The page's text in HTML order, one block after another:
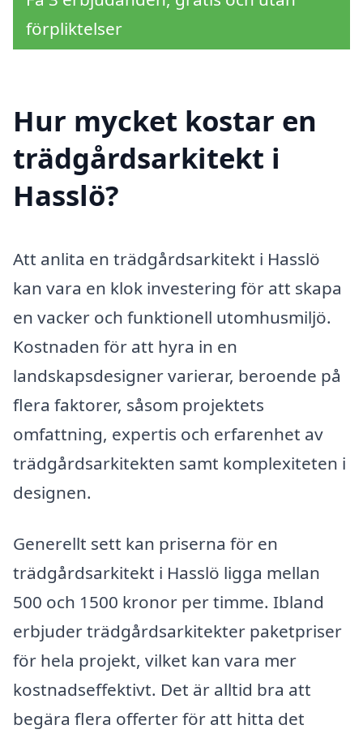
förpliktelser
Hur mycket kostar en
trädgårdsarkitekt i
Hasslö?
Att anlita en trädgårdsarkitekt i Hasslö
kan vara en klok investering för att skapa
en vacker och funktionell utomhusmiljö.
Kostnaden för att hyra in en
landskapsdesigner varierar, beroende på
flera faktorer, såsom projektets
omfattning, expertis och erfarenhet av
trädgårdsarkitekten samt komplexiteten i
designen.
Generellt sett kan priserna för en
trädgårdsarkitekt i Hasslö ligga mellan
500 och 1500 kronor per timme. Ibland
erbjuder trädgårdsarkitekter paketpriser
för hela projekt, vilket kan vara mer
kostnadseffektivt. Det är alltid bra att
begära flera offerter för att hitta det